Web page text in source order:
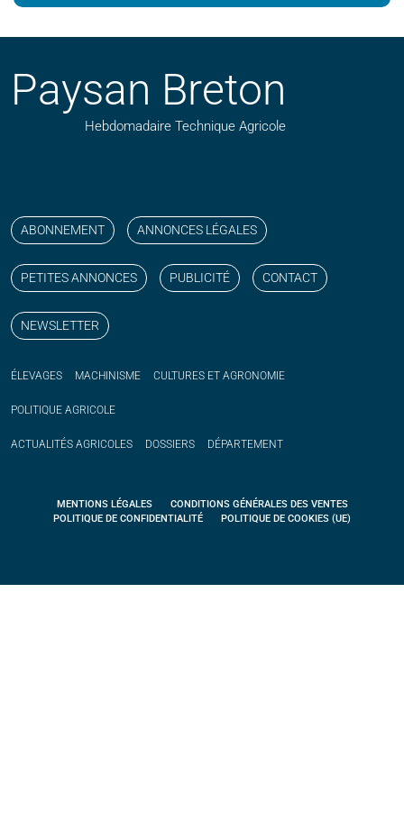
Paysan Breton
Hebdomadaire Technique Agricole
ABONNEMENT ANNONCES LÉGALES
PETITES ANNONCES PUBLICITÉ CONTACT
NEWSLETTER
ÉLEVAGES MACHINISME CULTURES ET AGRONOMIE
POLITIQUE AGRICOLE
ACTUALITÉS AGRICOLES DOSSIERS DÉPARTEMENT
MENTIONS LÉGALES
CONDITIONS GÉNÉRALES DES VENTES
POLITIQUE DE CONFIDENTIALITÉ
POLITIQUE DE COOKIES (UE)